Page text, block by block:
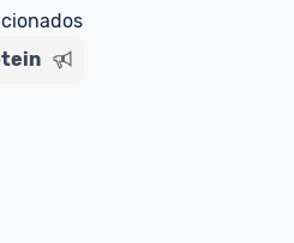
sinalizamos através da tag